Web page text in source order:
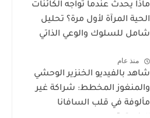
ماذا يحدث عندما تواجه الكائنات
الحية المرآة لأول مرة؟ تحليل
شامل للسلوك والوعي الذاتي
منذ عام
شاهد بالفيديو الخنزير الوحشي
والمنغوز المخطط: شراكة غير
مألوفة في قلب السافانا